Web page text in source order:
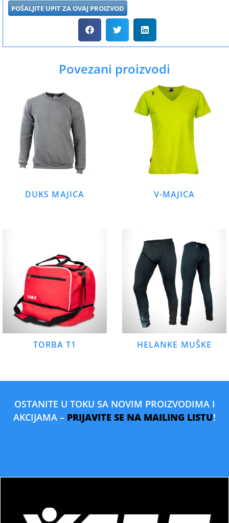
POŠALJITE UPIT ZA OVAJ PROIZVOD
Povezani proizvodi
DUKS MAJICA V-MAJICA
TORBA T1 HELANKE MUŠKE
OSTANITE U TOKU SA NOVIM PROIZVODIMA I
AKCIJAMA – PRIJAVITE SE NA MAILING LISTU!